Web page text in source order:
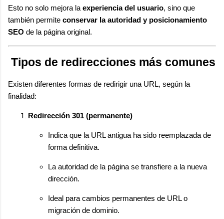
Esto no solo mejora laexperiencia del usuario, sino que
también permite conservar la autoridad y posicionamiento
SEO de la página original.
Tipos de redirecciones más comunes
Existen diferentes formas de redirigir una URL, según la
finalidad:
Redirección 301 (permanente)
Indica que la URL antigua ha sido reemplazada de
forma definitiva.
La autoridad de la página se transfiere a la nueva
dirección.
Ideal para cambios permanentes de URL o
migración de dominio.